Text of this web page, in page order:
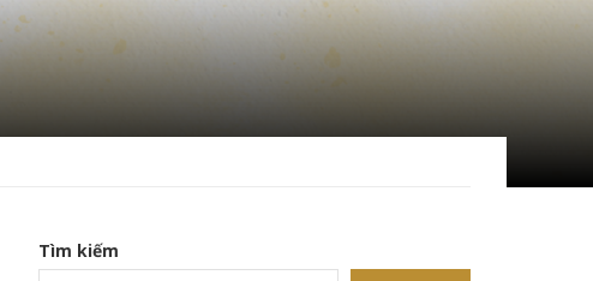
Tìm kiếm